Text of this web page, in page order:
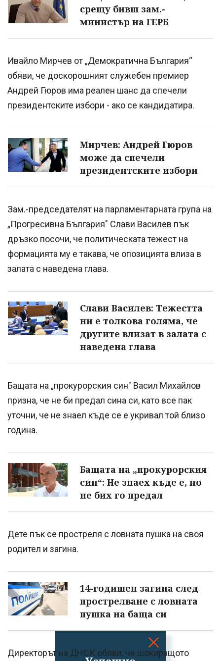
срещу бивш зам.-
министър на ГЕРБ
Ивайло Мирчев от „Демократична България“
обяви, че доскорошният служебен премиер
Андрей Гюров има реален шанс да спечели
президентските избори - ако се кандидатира.
Мирчев: Андрей Гюров
може да спечели
президентските избори
Зам.-председателят на парламентарната група на
„Прогресивна България" Слави Василев пък
дръзко посочи, че политическата тежест на
формацията му е такава, че опозицията влиза в
залата с наведена глава.
Слави Василев: Тежестта
ни е толкова голяма, че
другите влизат в залата с
наведена глава
Бащата на „прокурорския син" Васил Михайлов
призна, че не би предал сина си, като все пак
уточни, че не знаел къде се е укривал той близо
година.
Бащата на „прокурорския
син“: Не знаех къде е, но
не бих го предал
Дете пък се простреля с ловната пушка на своя
родител и загина.
14-годишен загина след
прострелване с ловната
пушка на баща си
Директорът на ДНСК обяви, че шокиращото